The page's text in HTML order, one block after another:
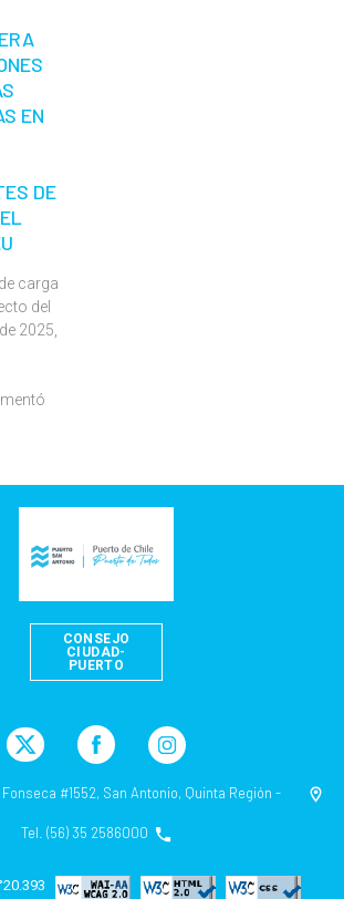
EN
DE
carga
del
2025,
CONSEJO
CIUDAD-
PUERTO
#1552, San Antonio, Quinta Región -
Tel. (56) 35 2586000